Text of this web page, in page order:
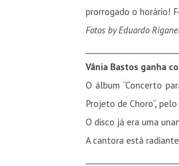
prorrogado o horário!
Fotos by Eduardo
Vânia Bastos ganha
O álbum “Concerto
Projeto de Choro”,
O disco já era uma
A cantora está